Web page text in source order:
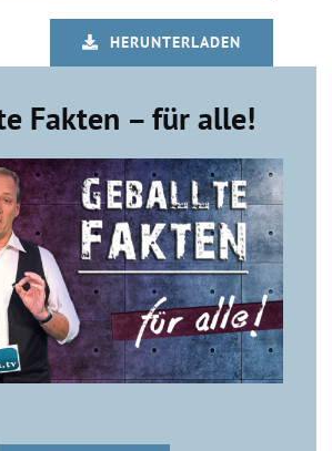
HERUNTERLADEN
Fakten – für alle!